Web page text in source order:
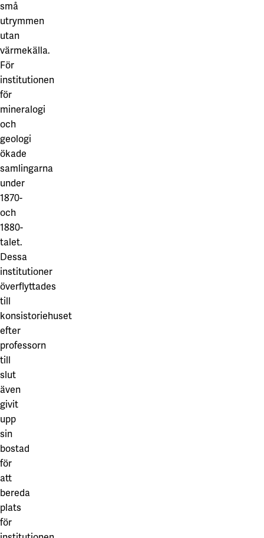
små
utrymmen
utan
värmekälla.
För
institutionen
för
mineralogi
och
geologi
ökade
samlingarna
under
1870-
och
1880-
talet.
Dessa
institutioner
överflyttades
till
konsistoriehuset
efter
professorn
till
slut
även
givit
upp
sin
bostad
för
att
bereda
plats
för